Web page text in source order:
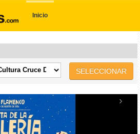
Inicio
SELECCIONAR
›